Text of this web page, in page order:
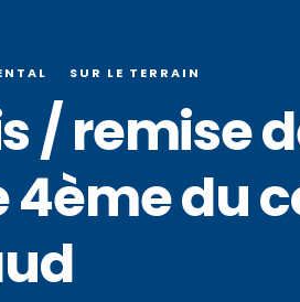
SUR LE TERRAIN
remise
du